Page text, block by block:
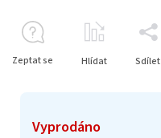
Vyprodáno
Zeptat se Hlídat Sdílet